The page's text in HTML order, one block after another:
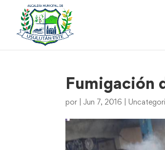
Fumigación
por Jun 7, 2016